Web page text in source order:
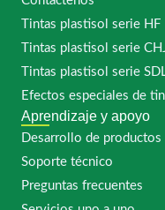
Tintas plastisol serie HF
Tintas plastisol serie
Tintas plastisol serie
Efectos especiales de
Aprendizaje y apoyo
Desarrollo de productos
Soporte técnico
Preguntas frecuentes